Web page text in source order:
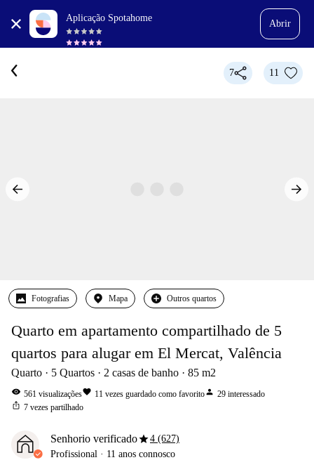
Aplicação Spotahome
Abrir
7 11
Fotografias Mapa Outros quartos
Quarto em apartamento compartilhado de 5
quartos para alugar em El Mercat, Valência
Quarto 5 Quartos 2 casas de banho 85 m2
visibility 561 visualizaçõesfavorite 11 vezes guardado como favoritoperson 29 interessado
ios_share 7 vezes partilhado
Senhorio verificadostar4 (627)
Profissional · 11 anos connosco